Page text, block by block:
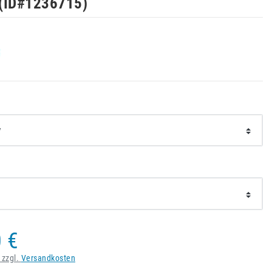
€
Versandkosten